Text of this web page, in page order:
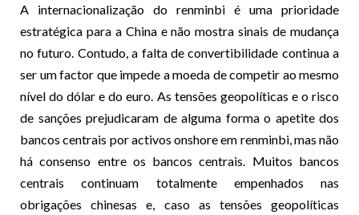
A internacionalização do renminbi é uma prioridade
estratégica para a China e não mostra sinais de mudança
no futuro. Contudo, a falta de convertibilidade continua a
ser um factor que impede a moeda de competir ao mesmo
nível do dólar e do euro. As tensões geopolíticas e o risco
de sanções prejudicaram de alguma forma o apetite dos
bancos centrais por activos onshore em renminbi, mas não
há consenso entre os bancos centrais. Muitos bancos
centrais continuam totalmente empenhados nas
obrigações chinesas e, caso as tensões geopolíticas